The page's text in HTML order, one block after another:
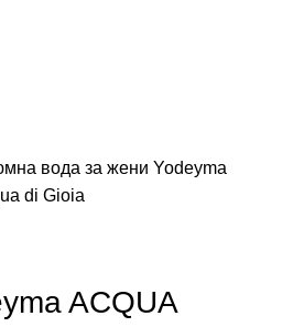
вода за жени Yodeyma
di Gioia
ACQUA